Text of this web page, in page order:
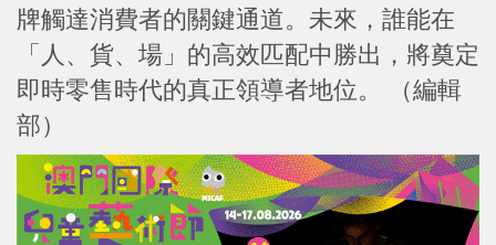
牌觸達消費者的關鍵通道。未來，誰能在
「人、貨、場」的高效匹配中勝出，將奠定
即時零售時代的真正領導者地位。 （編輯
部）